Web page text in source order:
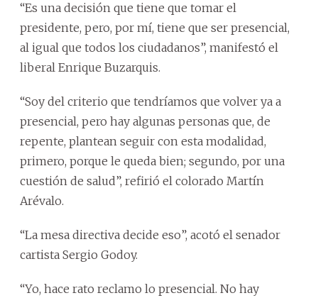
“Es una decisión que tiene que tomar el
presidente, pero, por mí, tiene que ser presencial,
al igual que todos los ciudadanos”, manifestó el
liberal Enrique Buzarquis.
“Soy del criterio que tendríamos que volver ya a
presencial, pero hay algunas personas que, de
repente, plantean seguir con esta modalidad,
primero, porque le queda bien; segundo, por una
cuestión de salud”, refirió el colorado Martín
Arévalo.
“La mesa directiva decide eso”, acotó el senador
cartista Sergio Godoy.
“Yo, hace rato reclamo lo presencial. No hay